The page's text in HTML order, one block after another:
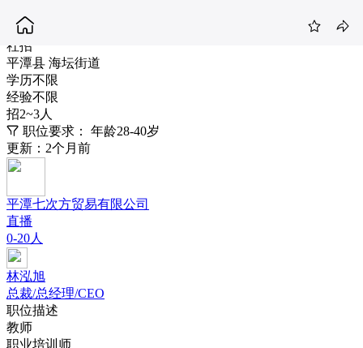
就业老师
8-12K
社招
平潭县 海坛街道
学历不限
经验不限
招2~3人
职位要求：
年龄28-40岁
更新：2个月前
平潭七次方贸易有限公司
直播
0-20人
林泓旭
总裁/总经理/CEO
职位描述
教师
职业培训师